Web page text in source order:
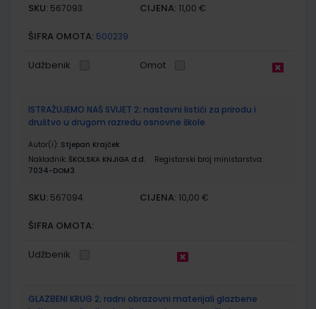
SKU: 567093 CIJENA: 11,00 €
ŠIFRA OMOTA: 500239
Udžbenik Omot
ISTRAŽUJEMO NAŠ SVIJET 2; nastavni listići za prirodu i
društvo u drugom razredu osnovne škole
Autor(i): Stjepan Krajček
Nakladnik: ŠKOLSKA KNJIGA d.d.
Registarski broj ministarstva:
7034-DOM3
SKU: 567094 CIJENA: 10,00 €
ŠIFRA OMOTA:
Udžbenik
GLAZBENI KRUG 2; radni obrazovni materijali glazbene